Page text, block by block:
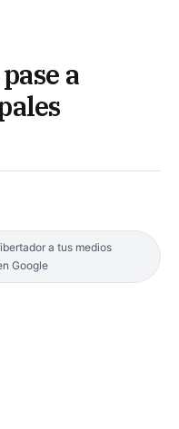
a
a tus medios
Google